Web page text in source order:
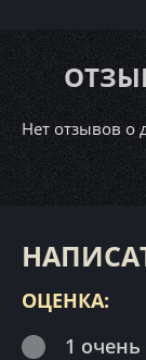
Нет отзывов о
ОЦЕНКА:
1